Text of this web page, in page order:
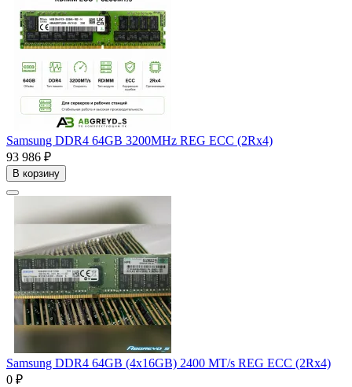
Samsung DDR4 64GB 3200MHz REG ECC (2Rx4)
93 986 ₽
В корзину
Samsung DDR4 64GB (4x16GB) 2400 MT/s REG ECC (2Rx4)
0 ₽